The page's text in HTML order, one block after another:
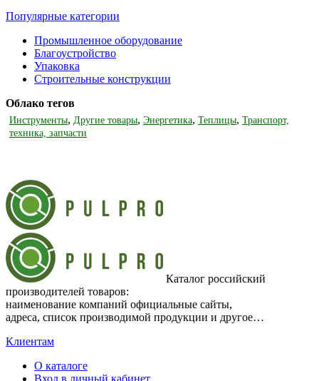
Популярные категории
Промышленное оборудование
Благоустройство
Упаковка
Строительные конструкции
Облако тегов
Инструменты, Другие товары, Энергетика, Теплицы, Транспорт,
техника, запчасти
Каталог российский
производителей товаров:
наименование компаний официальные сайты,
адреса, список производимой продукции и другое…
Клиентам
О каталоге